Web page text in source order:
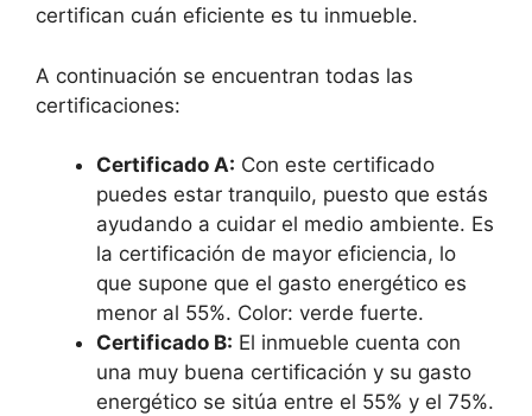
certifican cuán eficiente es tu inmueble.
A continuación se encuentran todas las
certificaciones:
Certificado A: Con este certificado
puedes estar tranquilo, puesto que estás
ayudando a cuidar el medio ambiente. Es
la certificación de mayor eficiencia, lo
que supone que el gasto energético es
menor al 55%. Color: verde fuerte.
Certificado B: El inmueble cuenta con
una muy buena certificación y su gasto
energético se sitúa entre el 55% y el 75%.